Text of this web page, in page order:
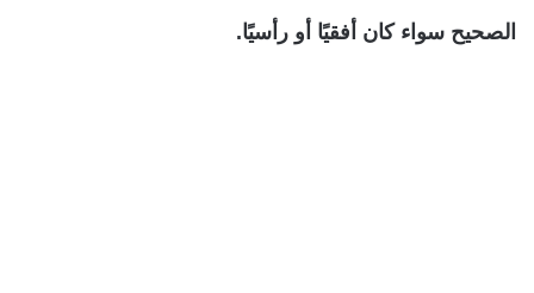
الصحيح سواء كان أفقيًا أو رأسيًا.